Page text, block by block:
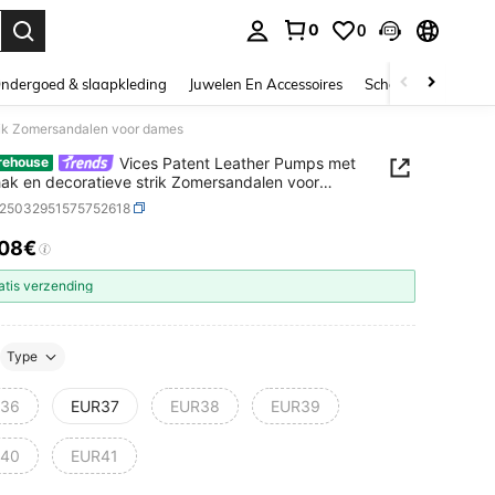
0 0
& slaapkleding Juwelen En Accessoires Schoonheid &
Zomersandalen voor dames
Vices Patent Leather Pumps met
en decoratieve strik Zomersandalen voor
AND AVAILABILITY
verzending
Type
EUR37 EUR38 EUR39
EUR41